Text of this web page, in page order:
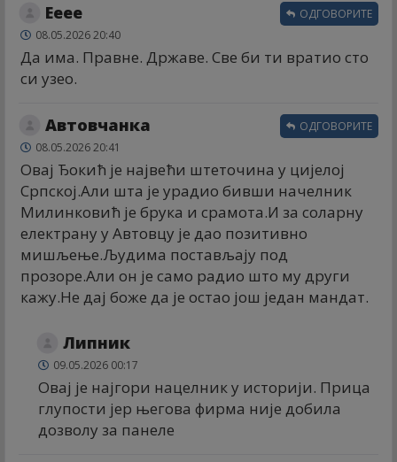
Ееее
08.05.2026 20:40
Да има. Правне. Државе. Све би ти вратио сто
си узео.
ОДГОВОРИТЕ
Автовчанка
08.05.2026 20:41
Овај Ђокић је највећи штеточина у цијелој
Српској.Али шта је урадио бивши начелник
Милинковић је брука и срамота.И за соларну
електрану у Автовцу је дао позитивно
мишљење.Људима постављају под
прозоре.Али он је само радио што му други
кажу.Не дај боже да је остао још један мандат.
ОДГОВОРИТЕ
Липник
09.05.2026 00:17
Овај је најгори нацелник у историји. Прица
глупости јер његова фирма није добила
дозволу за панеле